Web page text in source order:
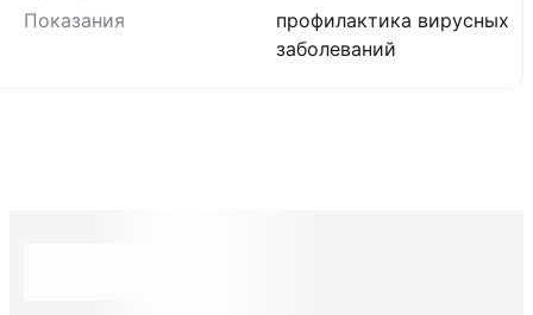
Показания
профилактика вирусных
заболеваний